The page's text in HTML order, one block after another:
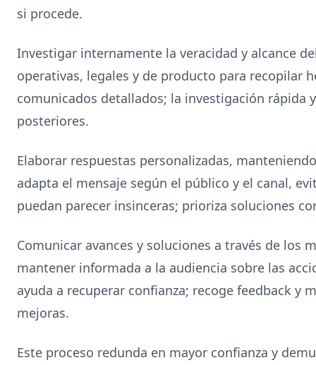
si procede.
Investigar internamente la veracidad y alcance
operativas, legales y de producto para recopilar
comunicados detallados; la investigación rápida
posteriores.
Elaborar respuestas personalizadas,
adapta el mensaje según el público y el canal,
puedan parecer insinceras; prioriza soluciones
Comunicar avances y soluciones a través de los
mantener informada a la audiencia sobre las
ayuda a recuperar confianza; recoge feedback y
mejoras.
Este proceso redunda en mayor confianza y